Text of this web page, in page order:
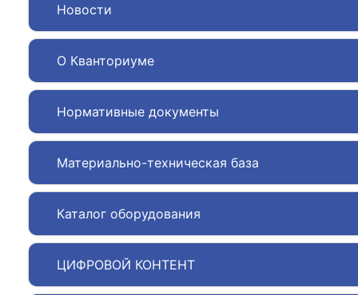
Новости
О Кванториуме
Нормативные документы
Материально-техническая база
Каталог оборудования
ЦИФРОВОЙ КОНТЕНТ